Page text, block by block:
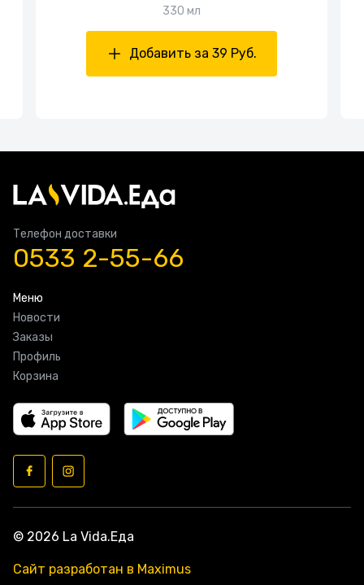
330 мл
Добавить за 39 Руб.
Телефон доставки
0533 2-55-66
Меню
Новости
Заказы
Профиль
Корзина
© 2026 La Vida.Еда
Сайт разработан в Maximus